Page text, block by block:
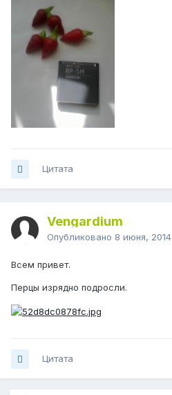
Цитата
Vengardium
Опубликовано 8 июня, 2014
Всем привет.
Перцы изрядно подросли.
Цитата